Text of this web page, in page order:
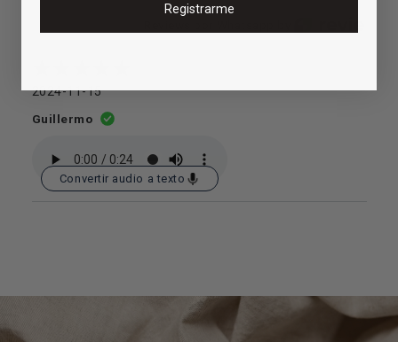
2024-11-15
Guillermo
Convertir audio a texto
Registrarme